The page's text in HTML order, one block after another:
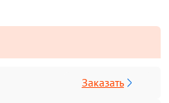
Заказать